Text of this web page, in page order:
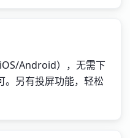
Android），无需下
。另有投屏功能，轻松